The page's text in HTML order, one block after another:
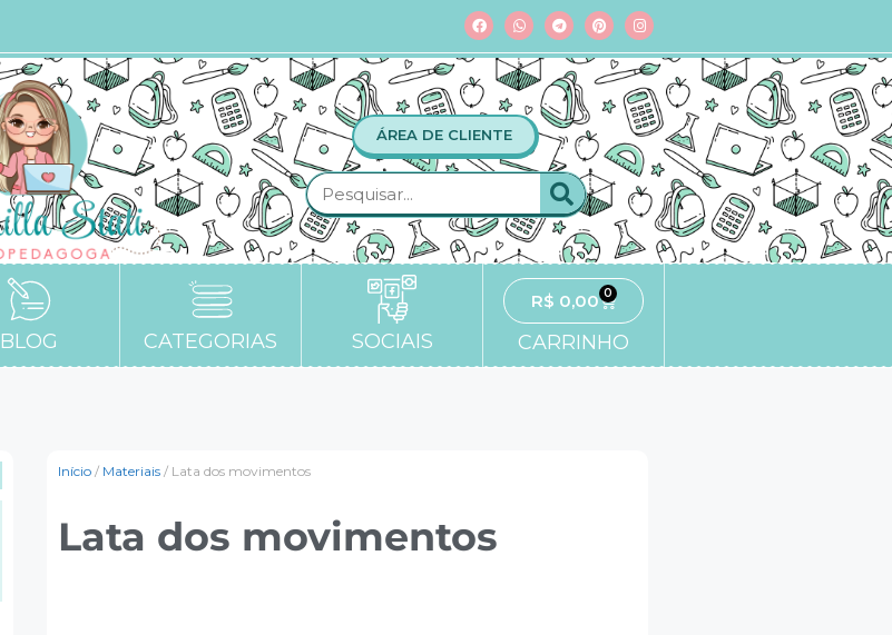
ÁREA DE CLIENTE
BLOG CATEGORIAS SOCIAIS
R$ 0,00 0
CARRINHO
Início / Materiais / Lata dos movimentos
Lata dos movimentos